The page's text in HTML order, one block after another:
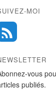
MOI
vous
publiés.